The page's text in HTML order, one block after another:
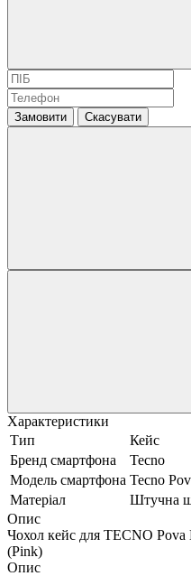
Замовити Скасувати
Характеристики
Тип
Кейс
Бренд смартфона
Tecno
Модель смартфона Tecno
Матеріал
Штучна
Опис
Чохол кейс для TECNO
(Pink)
Опис